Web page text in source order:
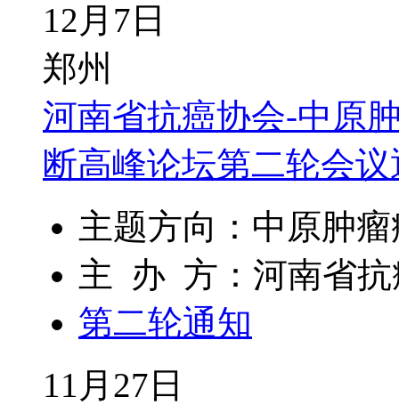
12月7日
郑州
河南省抗癌协会-中原
断高峰论坛第二轮会
主题方向：中原肿
主 办 方：河南省抗
第二轮通知
11月27日